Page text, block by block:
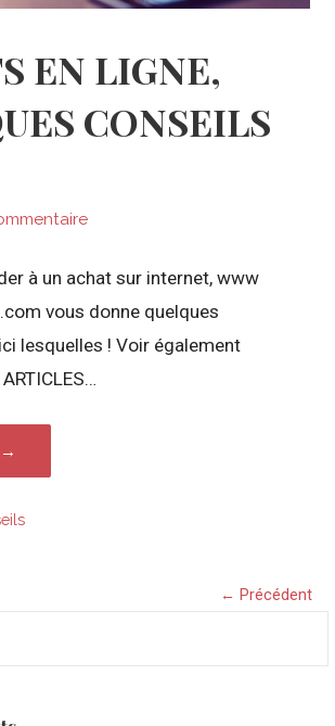
EN LIGNE,
CONSEILS
à un achat sur internet, www
vous donne quelques
lesquelles ! Voir également
ARTICLES…
← Précédent